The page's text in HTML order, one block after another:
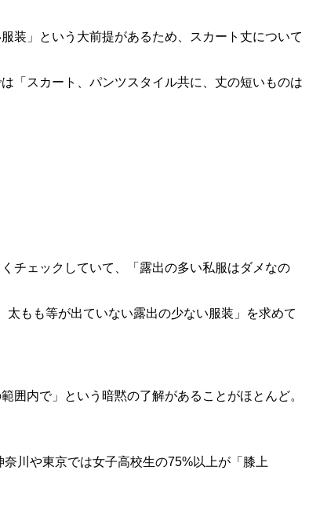
装」という大前提があるため、スカート丈について
「スカート、パンツスタイル共に、丈の短いものは
チェックしていて、「露出の多い私服はダメなの
もも等が出ていない露出の少ない服装」を求めて
囲内で」という暗黙の了解があることがほとんど。
川や東京では女子高校生の75%以上が「膝上